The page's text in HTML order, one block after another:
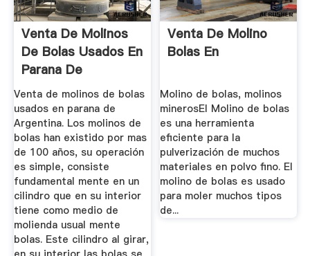
Venta De Molinos
De Bolas Usados En
Parana De
Argentina
Venta de molinos de bolas
usados en parana de
Argentina. Los molinos de
bolas han existido por mas
de 100 años, su operación
es simple, consiste
fundamental mente en un
cilindro que en su interior
tiene como medio de
molienda usual mente
bolas. Este cilindro al girar,
Venta De Molino
Bolas En
Molino de bolas, molinos
minerosEl Molino de bolas
es una herramienta
eficiente para la
pulverización de muchos
materiales en polvo fino. El
molino de bolas es usado
para moler muchos tipos
de...